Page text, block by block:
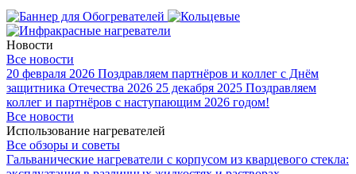
Новости
Все новости
20 февраля 2026 Поздравляем партнёров и коллег с Днём
защитника Отечества 2026 25 декабря 2025 Поздравляем
коллег и партнёров с наступающим 2026 годом!
Все новости
Использование нагревателей
Все обзоры и советы
Гальванические нагреватели с корпусом из кварцевого стекла: